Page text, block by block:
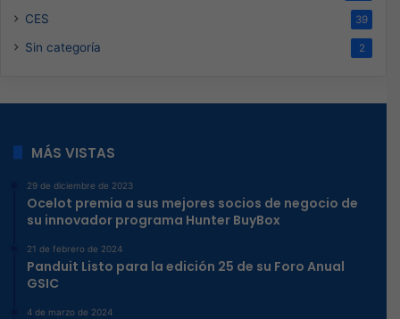
CES 39
Sin categoría 2
MÁS VISTAS
29 de diciembre de 2023
Ocelot premia a sus mejores socios de negocio de
su innovador programa Hunter BuyBox
21 de febrero de 2024
Panduit Listo para la edición 25 de su Foro Anual
GSIC
4 de marzo de 2024